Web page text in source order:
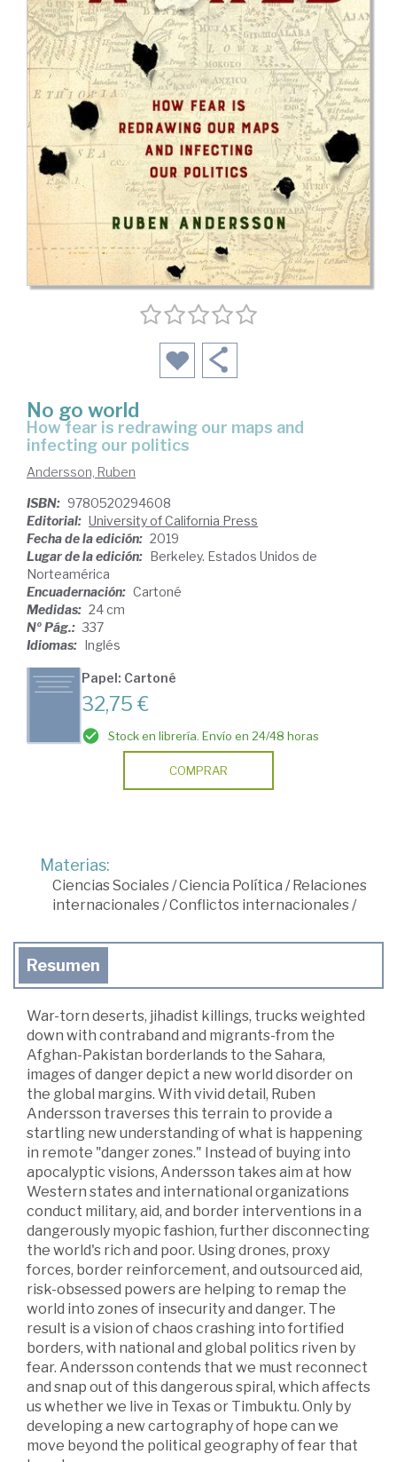
No go world
how fear is redrawing our maps and
infecting our politics
Andersson, Ruben
ISBN: 9780520294608
Editorial: University of California Press
Fecha de la edición: 2019
Lugar de la edición: Berkeley. Estados Unidos de
Norteamérica
Encuadernación: Cartoné
Medidas: 24 cm
Nº Pág.: 337
Idiomas: Inglés
Papel: Cartoné
32,75 €
Stock en librería. Envío en 24/48 horas
COMPRAR
Materias:
Ciencias Sociales/Ciencia Política /Relaciones
internacionales/Conflictos internacionales/
Resumen
War-torn deserts, jihadist killings, trucks weighted
down with contraband and migrants-from the
Afghan-Pakistan borderlands to the Sahara,
images of danger depict a new world disorder on
the global margins. With vivid detail, Ruben
Andersson traverses this terrain to provide a
startling new understanding of what is happening
in remote "danger zones." Instead of buying into
apocalyptic visions, Andersson takes aim at how
Western states and international organizations
conduct military, aid, and border interventions in a
dangerously myopic fashion, further disconnecting
the world's rich and poor. Using drones, proxy
forces, border reinforcement, and outsourced aid,
risk-obsessed powers are helping to remap the
world into zones of insecurity and danger. The
result is a vision of chaos crashing into fortified
borders, with national and global politics riven by
fear. Andersson contends that we must reconnect
and snap out of this dangerous spiral, which affects
us whether we live in Texas or Timbuktu. Only by
developing a new cartography of hope can we
move beyond the political geography of fear that